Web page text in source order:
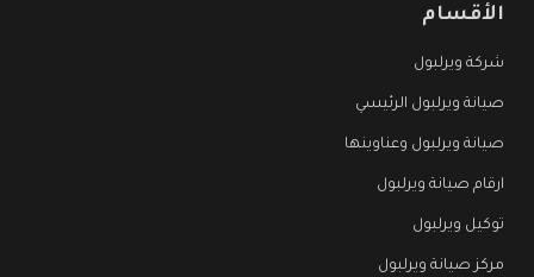
الأقسام
شركة ويرلبول
صيانة ويرلبول الرئيسي
صيانة ويرلبول وعناوينها
ارقام صيانة ويرلبول
توكيل ويرلبول
مركز صيانة ويرلبول